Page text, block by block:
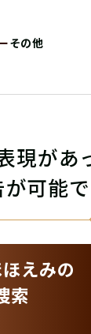
その他
現があ
可能
えみの
索